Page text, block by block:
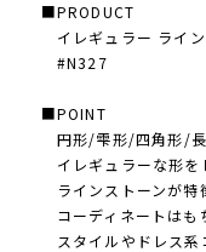
■PRODUCT
イレギュラー ライ
#N327
■POINT
円形/雫形/四角形/
イレギュラーな形を
ラインストーンが特
コーディネートはも
スタイルやドレス系